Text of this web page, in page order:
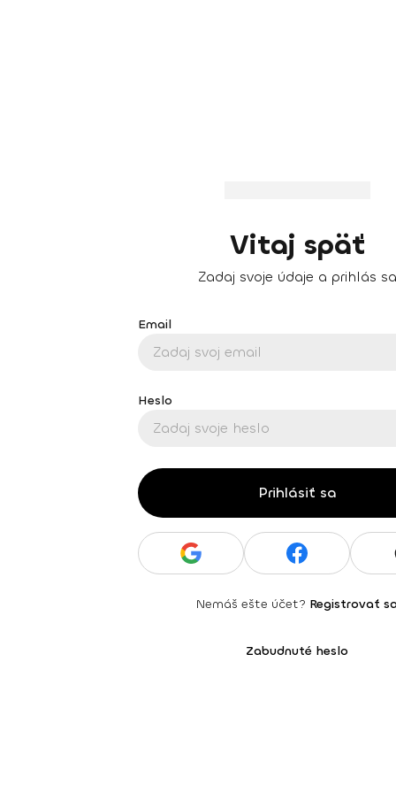
Vitaj späť
Zadaj svoje údaje a prihlás sa
Email
Heslo
Prihlásiť sa
Nemáš ešte účet? Registrovať
Zabudnuté heslo